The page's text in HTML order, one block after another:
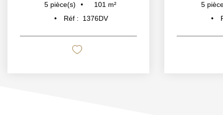
5 pièce(s) 101 m²
Réf :
1376DV
5